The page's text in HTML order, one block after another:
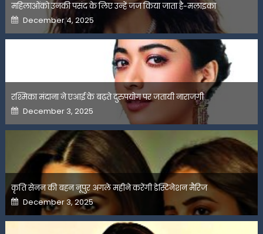
महिलाओंको उनकी पसंद के लिए उन्हें जज किया जाता है-मलाइका
Posted
on
December 4, 2025
रश्मिका मंदाना ने एआई के बढ़ते दुरुपयोग पर जतायी नाराजगी
Posted
on
December 3, 2025
कृति सेनन की बहन नूपुर अगले महीने करेंगी डेस्टिनेशन मैरिज
Posted
on
December 3, 2025